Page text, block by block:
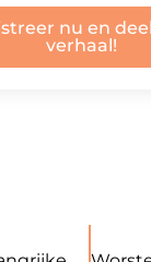
nu en
verhaal!